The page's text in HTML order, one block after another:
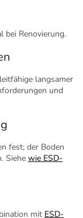
bei Renovierung.
langsamer
und
fest; der Boden
Siehe wie ESD-
mit ESD-